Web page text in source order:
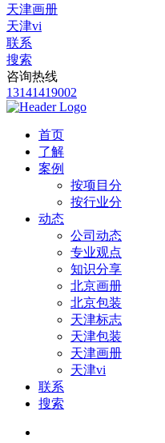
天津画册
天津vi
联系
搜索
咨询热线
13141419002
首页
了解
案例
按项目分
按行业分
动态
公司动态
专业观点
知识分享
北京画册
北京包装
天津标志
天津包装
天津画册
天津vi
联系
搜索